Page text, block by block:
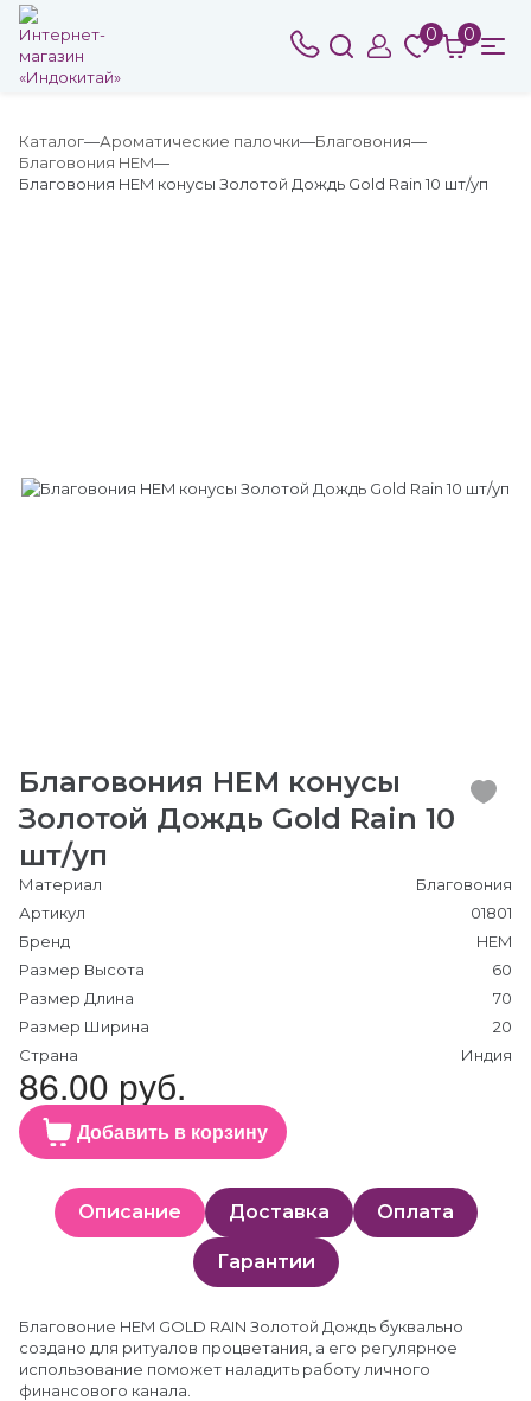
0 0
Каталог Ароматические палочки
Благовония
Благовония HEM
Благовония HEM конусы Золотой Дождь Gold Rain 10 шт/уп
Благовония HEM конусы
Золотой Дождь Gold Rain 10
шт/уп
Материал
Благовония
Артикул
01801
Бренд
HEM
Размер Высота
60
Размер Длина
70
Размер Ширина
20
Страна
Индия
86.00 руб.
Добавить в корзину
Описание Доставка Оплата
Гарантии
Благовоние HEM GOLD RAIN Золотой Дождь буквально
создано для ритуалов процветания, а его регулярное
использование поможет наладить работу личного
финансового канала.